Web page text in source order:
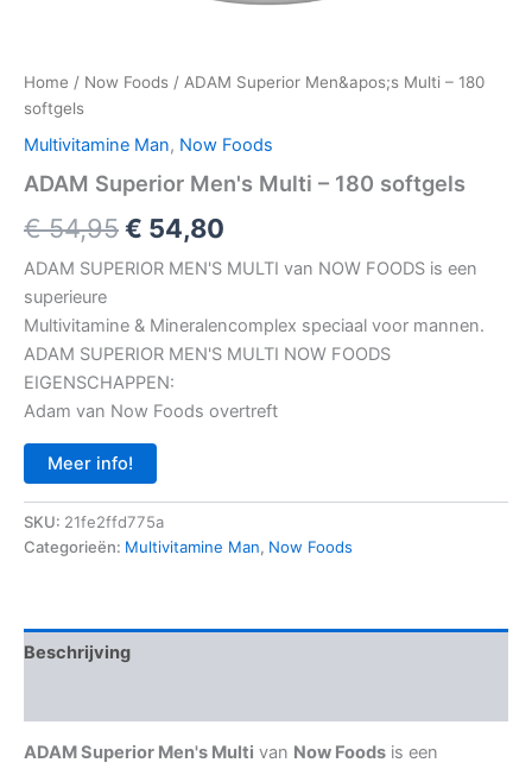
Home / Now Foods / ADAM Superior Men&apos;s Multi – 180
softgels
Multivitamine Man, Now Foods
ADAM Superior Men's Multi – 180 softgels
€54,95Oorspronkelijke
prijs
was:
€ 54,95.
€ 54,80
prijs
€ 54,80.
ADAM SUPERIOR MEN'S MULTI van NOW FOODS is een
superieure
Multivitamine & Mineralencomplex speciaal voor mannen.
ADAM SUPERIOR MEN'S MULTI NOW FOODS
EIGENSCHAPPEN:
Adam van Now Foods overtreft
Meer info!
SKU: 21fe2ffd775a
Categorieën: Multivitamine Man, Now Foods
Beschrijving
ADAM Superior Men's Multi van Now Foods is een